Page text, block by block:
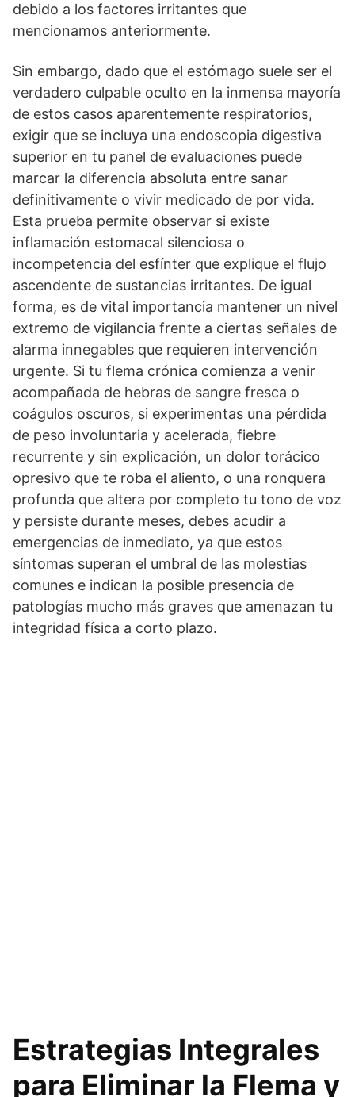
debido a los factores irritantes que
mencionamos anteriormente.
Sin embargo, dado que el estómago suele ser el
verdadero culpable oculto en la inmensa mayoría
de estos casos aparentemente respiratorios,
exigir que se incluya una endoscopia digestiva
superior en tu panel de evaluaciones puede
marcar la diferencia absoluta entre sanar
definitivamente o vivir medicado de por vida.
Esta prueba permite observar si existe
inflamación estomacal silenciosa o
incompetencia del esfínter que explique el flujo
ascendente de sustancias irritantes. De igual
forma, es de vital importancia mantener un nivel
extremo de vigilancia frente a ciertas señales de
alarma innegables que requieren intervención
urgente. Si tu flema crónica comienza a venir
acompañada de hebras de sangre fresca o
coágulos oscuros, si experimentas una pérdida
de peso involuntaria y acelerada, fiebre
recurrente y sin explicación, un dolor torácico
opresivo que te roba el aliento, o una ronquera
profunda que altera por completo tu tono de voz
y persiste durante meses, debes acudir a
emergencias de inmediato, ya que estos
síntomas superan el umbral de las molestias
comunes e indican la posible presencia de
patologías mucho más graves que amenazan tu
integridad física a corto plazo.
Estrategias Integrales
para Eliminar la Flema y